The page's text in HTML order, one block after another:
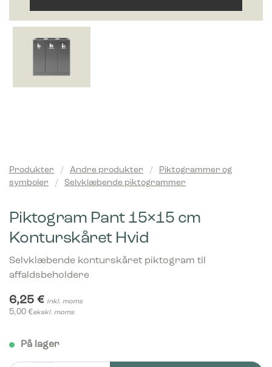
Produkter / Andre produkter /
Piktogrammer og
symboler
/ Selvklæbende piktogrammer
Piktogram Pant 15×15 cm
Konturskåret Hvid
Selvklæbende konturskåret piktogram til
affaldsbeholdere
6,25 € inkl. moms
5,00 €ekskl. moms
På lager